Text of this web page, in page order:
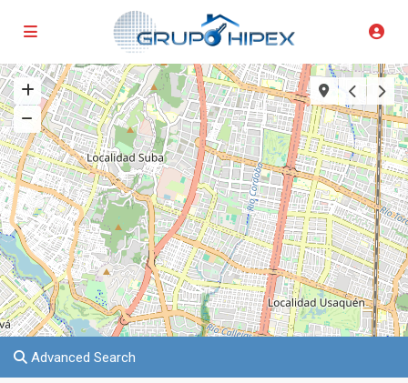
Advanced Search